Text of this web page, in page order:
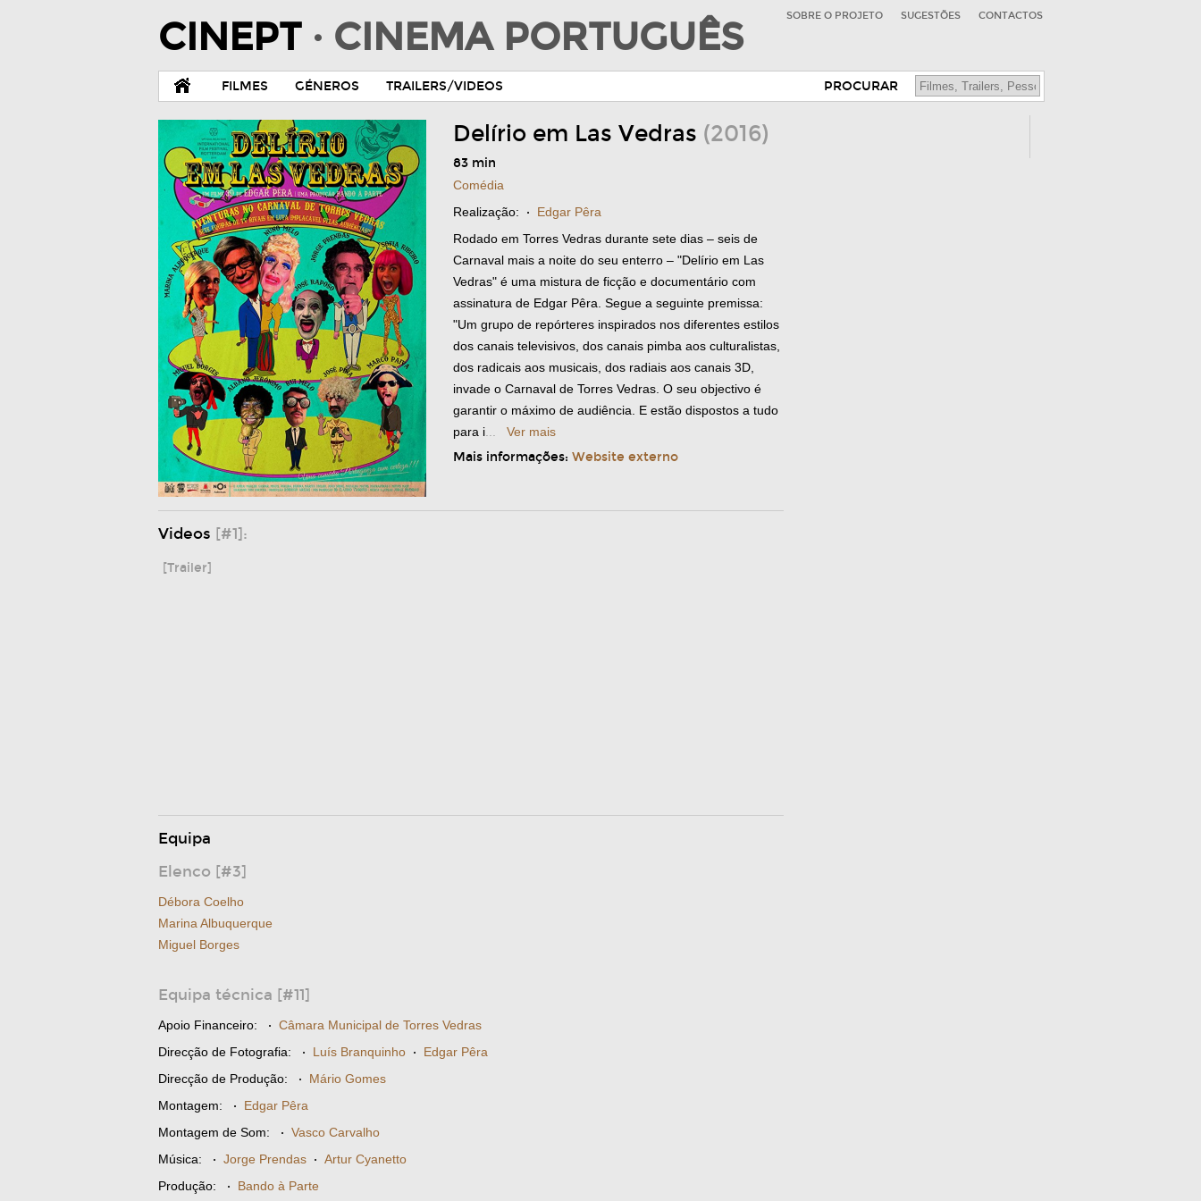
CINEPT · CINEMA PORTUGUÊS SOBRE O PROJETO SUGESTÕES CONTACTOS
FILMES GÉNEROS TRAILERS/VIDEOS PROCURAR
Delírio em Las Vedras (2016)
83 min
Comédia
Realização: · Edgar Pêra
Rodado em Torres Vedras durante sete dias – seis de
Carnaval mais a noite do seu enterro – "Delírio em Las
Vedras" é uma mistura de ficção e documentário com
assinatura de Edgar Pêra. Segue a seguinte premissa:
"Um grupo de repórteres inspirados nos diferentes estilos
dos canais televisivos, dos canais pimba aos culturalistas,
dos radicais aos musicais, dos radiais aos canais 3D,
invade o Carnaval de Torres Vedras. O seu objectivo é
garantir o máximo de audiência. E estão dispostos a tudo
para i
Ver mais
Mais informações: Website externo
Videos [#1]:
[Trailer]
Equipa
Elenco [#3]
Débora Coelho
Marina Albuquerque
Miguel Borges
Equipa técnica [#11]
Apoio Financeiro: · Câmara Municipal de Torres Vedras
Direcção de Fotografia: · Luís Branquinho · Edgar Pêra
Direcção de Produção: · Mário Gomes
Montagem: · Edgar Pêra
Montagem de Som: · Vasco Carvalho
Música: · Jorge Prendas · Artur Cyanetto
Produção: · Bando à Parte